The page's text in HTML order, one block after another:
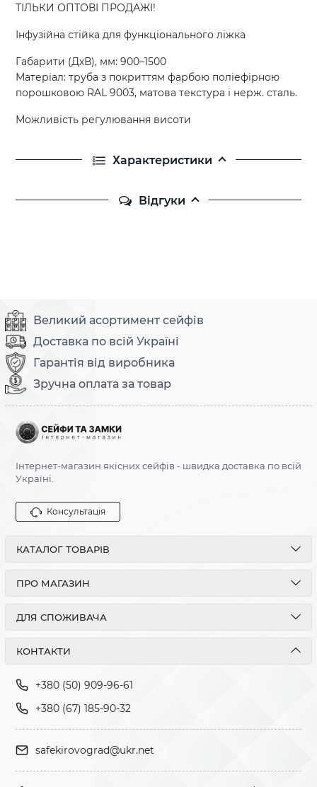
ТІЛЬКИ ОПТОВІ ПРОДАЖІ!
Інфузійна стійка для функціонального ліжка
Габарити (ДхВ), мм: 900–1500
Матеріал: труба з покриттям фарбою поліефірною
порошковою RAL 9003, матова текстура і нерж. сталь.
Можливість регулювання висоти
Характеристики
Відгуки
Великий асортимент сейфів
Доставка по всій Україні
Гарантія від виробника
Зручна оплата за товар
Інтернет-магазин якісних сейфів - швидка доставка по всій
Україні.
Консультація
КАТАЛОГ ТОВАРІВ
ПРО МАГАЗИН
ДЛЯ СПОЖИВАЧА
КОНТАКТИ
+380 (50) 909-96-61
+380 (67) 185-90-32
safekirovograd@ukr.net